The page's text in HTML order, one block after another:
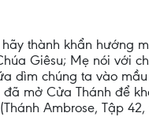
thành khẩn hướng
Giêsu; Mẹ nói với
dìm chúng ta vào
mở Cửa Thánh để
Ambrose, Tập 42,